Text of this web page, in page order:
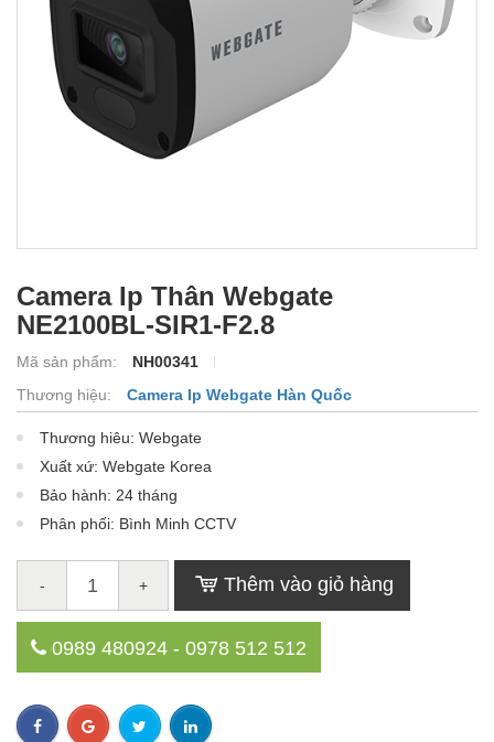
Camera Ip Thân Webgate
NE2100BL-SIR1-F2.8
Mã sản phẩm:
NH00341
Thương hiệu:
Camera Ip Webgate Hàn Quốc
Thương hiêu: Webgate
Xuất xứ: Webgate Korea
Bảo hành: 24 tháng
Phân phối: Bình Minh CCTV
- + Thêm vào giỏ hàng
0989 480924 - 0978 512 512